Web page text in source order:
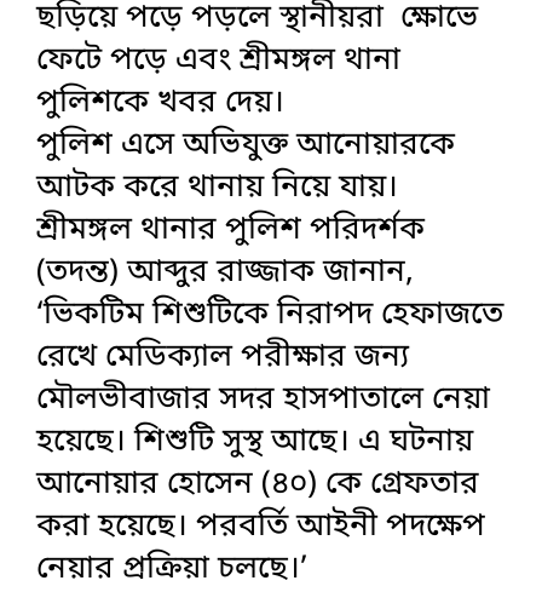
ছড়িয়ে পড়ে পড়লে স্থানীয়রা ক্ষোভে
ফেটে পড়ে এবং শ্রীমঙ্গল থানা
পুলিশকে খবর দেয়।
পুলিশ এসে অভিযুক্ত আনোয়ারকে
আটক করে থানায় নিয়ে যায়।
শ্রীমঙ্গল থানার পুলিশ পরিদর্শক
(তদন্ত) আব্দুর রাজ্জাক জানান,
‘ভিকটিম শিশুটিকে নিরাপদ হেফাজতে
রেখে মেডিক্যাল পরীক্ষার জন্য
মৌলভীবাজার সদর হাসপাতালে নেয়া
হয়েছে। শিশুটি সুস্থ আছে। এ ঘটনায়
আনোয়ার হোসেন (৪০) কে গ্রেফতার
করা হয়েছে। পরবর্তি আইনী পদক্ষেপ
নেয়ার প্রক্রিয়া চলছে।’